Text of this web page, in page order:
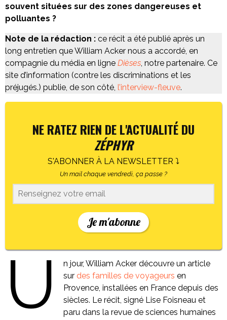
souvent situées sur des zones dangereuses et
polluantes ?
Note de la rédaction : ce récit a été publié après un
long entretien que William Acker nous a accordé, en
compagnie du média en ligne Dièses, notre partenaire. Ce
site d’information (contre les discriminations et les
préjugés.) publie, de son côté, l’interview-fleuve.
NE RATEZ RIEN DE L'ACTUALITÉ DU
ZÉPHYR
S'ABONNER À LA NEWSLETTER ⤵
Un mail chaque vendredi, ça passe ?
Je m'abonne
U
n jour, William Acker découvre un article
surdes familles de voyageurs en
Provence, installées en France depuis des
siècles. Le récit, signé Lise Foisneau et
paru dans la revue de sciences humaines